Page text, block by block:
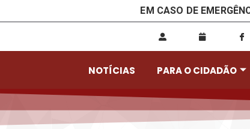
EM CASO DE
NOTÍCIAS PARA O CIDADÃO